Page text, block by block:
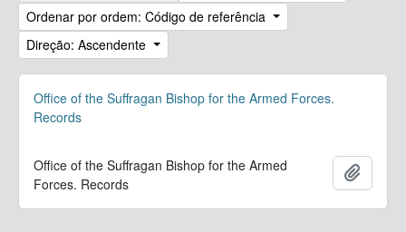
Ordenar por ordem: Código de referência
Direção: Ascendente
Office of the Suffragan Bishop for the Armed Forces.
Records
Office of the Suffragan Bishop for the Armed
Forces. Records